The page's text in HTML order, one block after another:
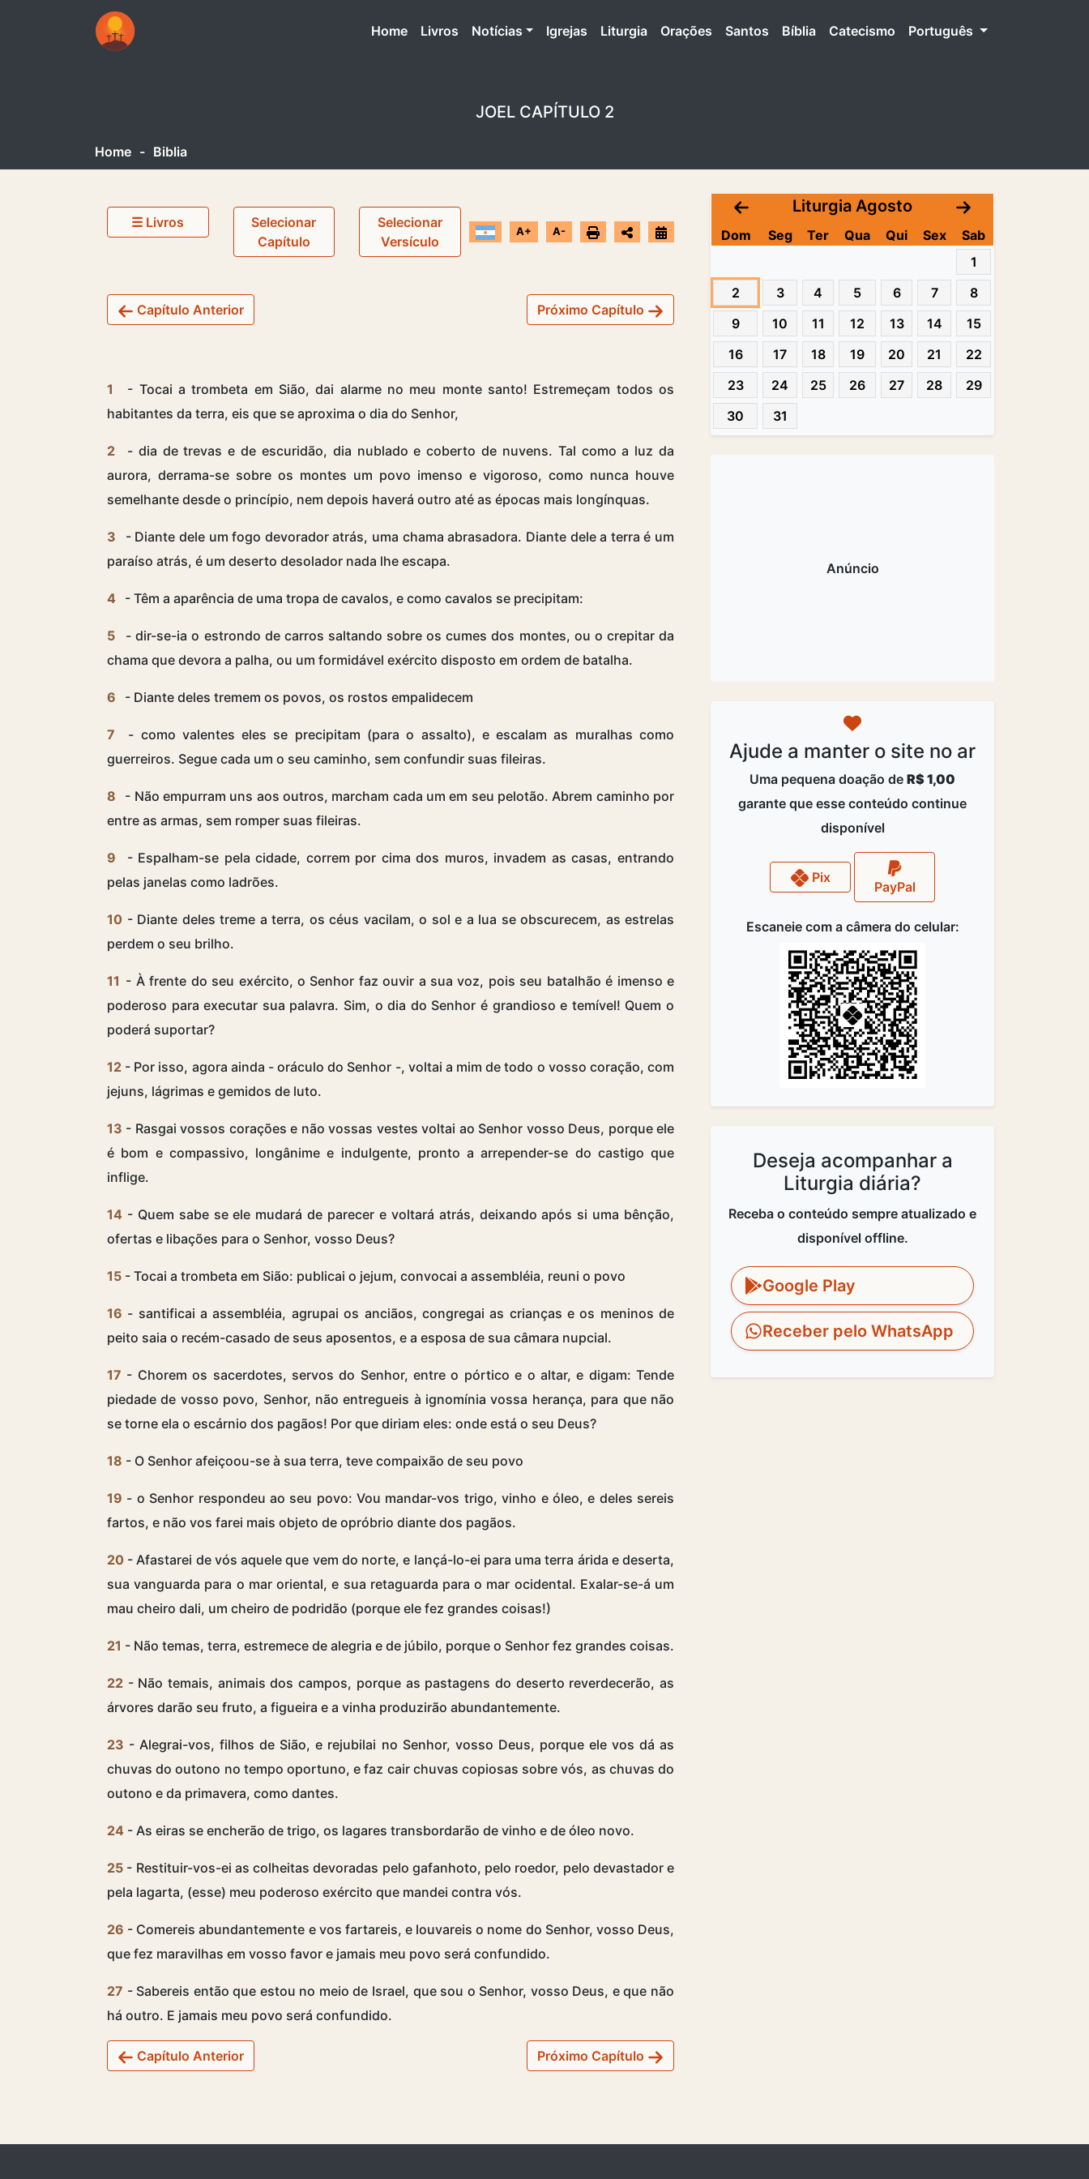
Home(atual)
Livros Notícias Igrejas Liturgia Orações Santos Bíblia Catecismo Português
JOEL CAPÍTULO 2
Home - Biblia
☰ Livros
Selecionar
Capítulo
Selecionar
Versículo
A+ A-
Capítulo Anterior Próximo Capítulo
1
- Tocai a trombeta em Sião, dai alarme no meu monte santo! Estremeçam todos os
habitantes da terra, eis que se aproxima o dia do Senhor,
2
- dia de trevas e de escuridão, dia nublado e coberto de nuvens. Tal como a luz da
aurora, derrama-se sobre os montes um povo imenso e vigoroso, como nunca houve
semelhante desde o princípio, nem depois haverá outro até as épocas mais longínquas.
3
- Diante dele um fogo devorador atrás, uma chama abrasadora. Diante dele a terra é um
paraíso atrás, é um deserto desolador nada lhe escapa.
4 - Têm a aparência de uma tropa de cavalos, e como cavalos se precipitam:
5
- dir-se-ia o estrondo de carros saltando sobre os cumes dos montes, ou o crepitar da
chama que devora a palha, ou um formidável exército disposto em ordem de batalha.
6 - Diante deles tremem os povos, os rostos empalidecem
7
- como valentes eles se precipitam (para o assalto), e escalam as muralhas como
guerreiros. Segue cada um o seu caminho, sem confundir suas fileiras.
8
- Não empurram uns aos outros, marcham cada um em seu pelotão. Abrem caminho por
entre as armas, sem romper suas fileiras.
9
- Espalham-se pela cidade, correm por cima dos muros, invadem as casas, entrando
pelas janelas como ladrões.
10 - Diante deles treme a terra, os céus vacilam, o sol e a lua se obscurecem, as estrelas
perdem o seu brilho.
11 - À frente do seu exército, o Senhor faz ouvir a sua voz, pois seu batalhão é imenso e
poderoso para executar sua palavra. Sim, o dia do Senhor é grandioso e temível! Quem o
poderá suportar?
12 - Por isso, agora ainda - oráculo do Senhor -, voltai a mim de todo o vosso coração, com
jejuns, lágrimas e gemidos de luto.
13 - Rasgai vossos corações e não vossas vestes voltai ao Senhor vosso Deus, porque ele
é bom e compassivo, longânime e indulgente, pronto a arrepender-se do castigo que
inflige.
14 - Quem sabe se ele mudará de parecer e voltará atrás, deixando após si uma bênção,
ofertas e libações para o Senhor, vosso Deus?
15 - Tocai a trombeta em Sião: publicai o jejum, convocai a assembléia, reuni o povo
16 - santificai a assembléia, agrupai os anciãos, congregai as crianças e os meninos de
peito saia o recém-casado de seus aposentos, e a esposa de sua câmara nupcial.
17 - Chorem os sacerdotes, servos do Senhor, entre o pórtico e o altar, e digam: Tende
piedade de vosso povo, Senhor, não entregueis à ignomínia vossa herança, para que não
se torne ela o escárnio dos pagãos! Por que diriam eles: onde está o seu Deus?
18 - O Senhor afeiçoou-se à sua terra, teve compaixão de seu povo
19 - o Senhor respondeu ao seu povo: Vou mandar-vos trigo, vinho e óleo, e deles sereis
fartos, e não vos farei mais objeto de opróbrio diante dos pagãos.
20 - Afastarei de vós aquele que vem do norte, e lançá-lo-ei para uma terra árida e deserta,
sua vanguarda para o mar oriental, e sua retaguarda para o mar ocidental. Exalar-se-á um
mau cheiro dali, um cheiro de podridão (porque ele fez grandes coisas!)
21 - Não temas, terra, estremece de alegria e de júbilo, porque o Senhor fez grandes coisas.
22 - Não temais, animais dos campos, porque as pastagens do deserto reverdecerão, as
árvores darão seu fruto, a figueira e a vinha produzirão abundantemente.
23 - Alegrai-vos, filhos de Sião, e rejubilai no Senhor, vosso Deus, porque ele vos dá as
chuvas do outono no tempo oportuno, e faz cair chuvas copiosas sobre vós, as chuvas do
outono e da primavera, como dantes.
24 - As eiras se encherão de trigo, os lagares transbordarão de vinho e de óleo novo.
25 - Restituir-vos-ei as colheitas devoradas pelo gafanhoto, pelo roedor, pelo devastador e
pela lagarta, (esse) meu poderoso exército que mandei contra vós.
26 - Comereis abundantemente e vos fartareis, e louvareis o nome do Senhor, vosso Deus,
que fez maravilhas em vosso favor e jamais meu povo será confundido.
27 - Sabereis então que estou no meio de Israel, que sou o Senhor, vosso Deus, e que não
há outro. E jamais meu povo será confundido.
Capítulo Anterior Próximo Capítulo
Liturgia Agosto
Dom Seg Ter Qua Qui Sex
Sab
1
2
3 4 5 6 7
8
9
10 11 12 13 14
15
16
17 18 19 20 21
22
23
24 25 26 27 28
29
30
31
Ajude a manter o site no ar
Uma pequena doação de R$ 1,00
garante que esse conteúdo continue
disponível
Pix
PayPal
Escaneie com a câmera do celular:
Deseja acompanhar a
Liturgia diária?
Receba o conteúdo sempre atualizado e
disponível offline.
Google Play
Receber pelo WhatsApp